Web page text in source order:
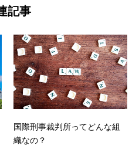
記事
国際刑事裁判所ってどんな組
織なの？